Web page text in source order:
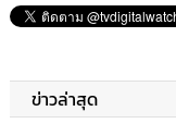
ข่าวล่าสุด